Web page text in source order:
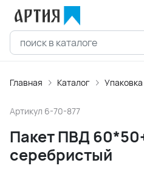
Главная Каталог Упаковка
Артикул 6-70-877
Пакет ПВД
серебристый